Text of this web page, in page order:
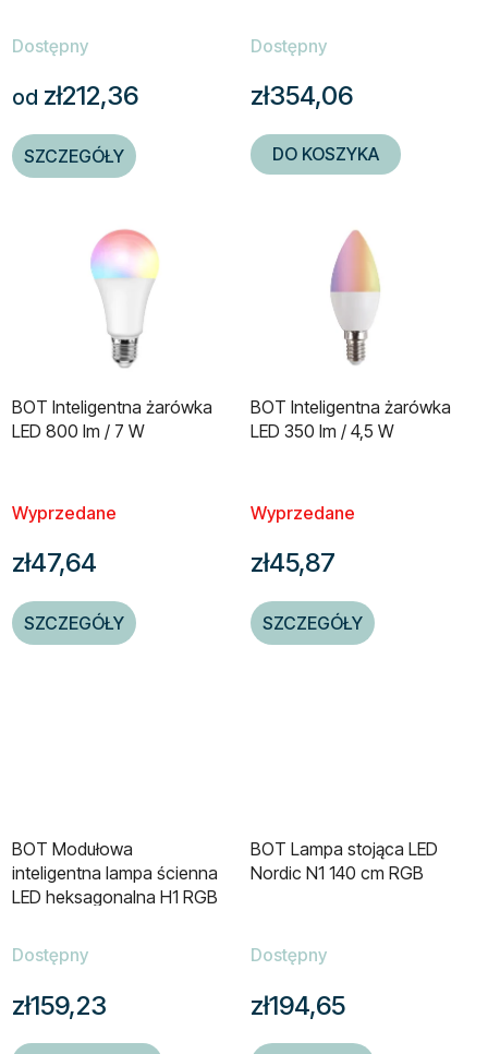
Dostępny
od zł212,36
SZCZEGÓŁY
Dostępny
zł354,06
DO KOSZYKA
BOT Inteligentna żarówka
LED 800 lm / 7 W
Wyprzedane
zł47,64
SZCZEGÓŁY
BOT Inteligentna żarówka
LED 350 lm / 4,5 W
Wyprzedane
zł45,87
SZCZEGÓŁY
BOT Modułowa
inteligentna lampa ścienna
LED heksagonalna H1 RGB
Dostępny
zł159,23
BOT Lampa stojąca LED
Nordic N1 140 cm RGB
Dostępny
zł194,65